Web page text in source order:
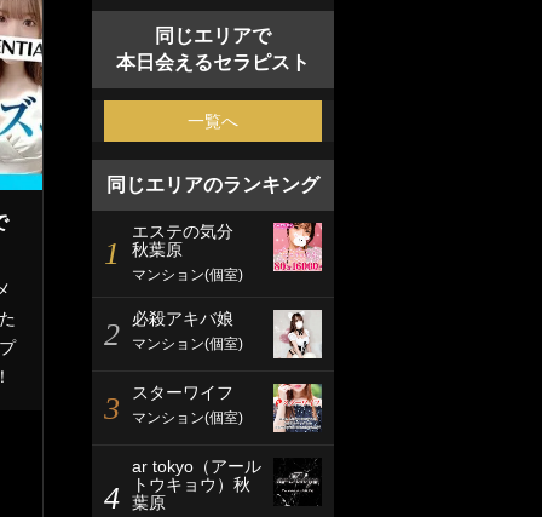
同じエリアで
本日会えるセラピスト
一覧へ
同じエリアのランキング
1
エステの気分
秋葉原
マンション(個室)
2 必殺アキバ娘
マンション(個室)
3 スターワイフ
マンション(個室)
4
ar tokyo（アール
トウキョウ）秋
葉原